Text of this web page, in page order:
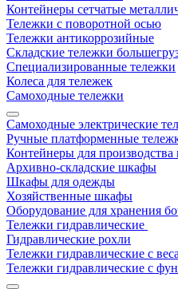
Контейнеры сетчатые
Тележки с поворотной осью
Тележки антикоррозийные
Складские тележки
Специализированные тележки
Колеса для тележек
Самоходные тележки
Самоходные электрические
Ручные платформенные
Контейнеры для производства
Архивно-складские шкафы
Шкафы для одежды
Хозяйственные шкафы
Оборудование для хранения
Тележки гидравлические
Гидравлические рохли
Тележки гидравлические с
Тележки гидравлические с